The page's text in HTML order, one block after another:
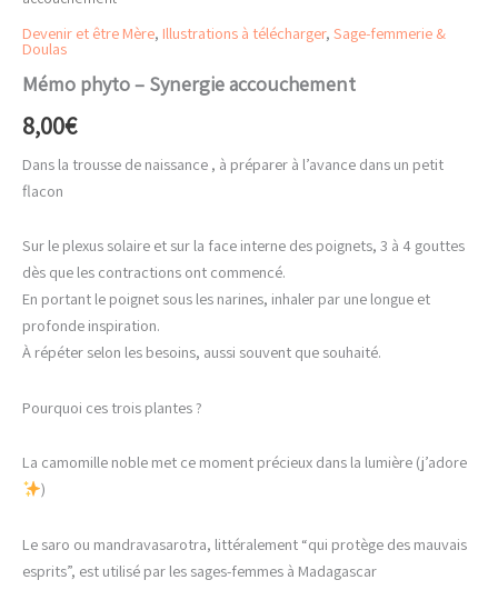
Devenir et être Mère, Illustrations à télécharger, Sage-femmerie &
Doulas
Mémo phyto – Synergie accouchement
8,00€
Dans la trousse de naissance , à préparer à l’avance dans un petit
flacon
Sur le plexus solaire et sur la face interne des poignets, 3 à 4 gouttes
dès que les contractions ont commencé.
En portant le poignet sous les narines, inhaler par une longue et
profonde inspiration.
À répéter selon les besoins, aussi souvent que souhaité.
Pourquoi ces trois plantes ?
La camomille noble met ce moment précieux dans la lumière (j’adore
)
Le saro ou mandravasarotra, littéralement “qui protège des mauvais
esprits”, est utilisé par les sages-femmes à Madagascar